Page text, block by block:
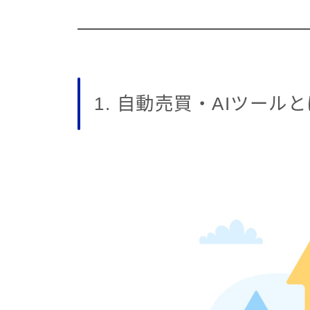
1. 自動売買・AIツール